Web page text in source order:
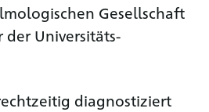
Gesellschaft
der Universitäts-
diagnostiziert